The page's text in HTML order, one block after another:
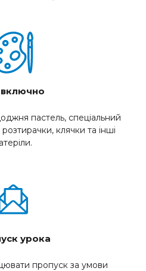
пастель, спеціальний
клячки та інші
урока
пропуск за умови